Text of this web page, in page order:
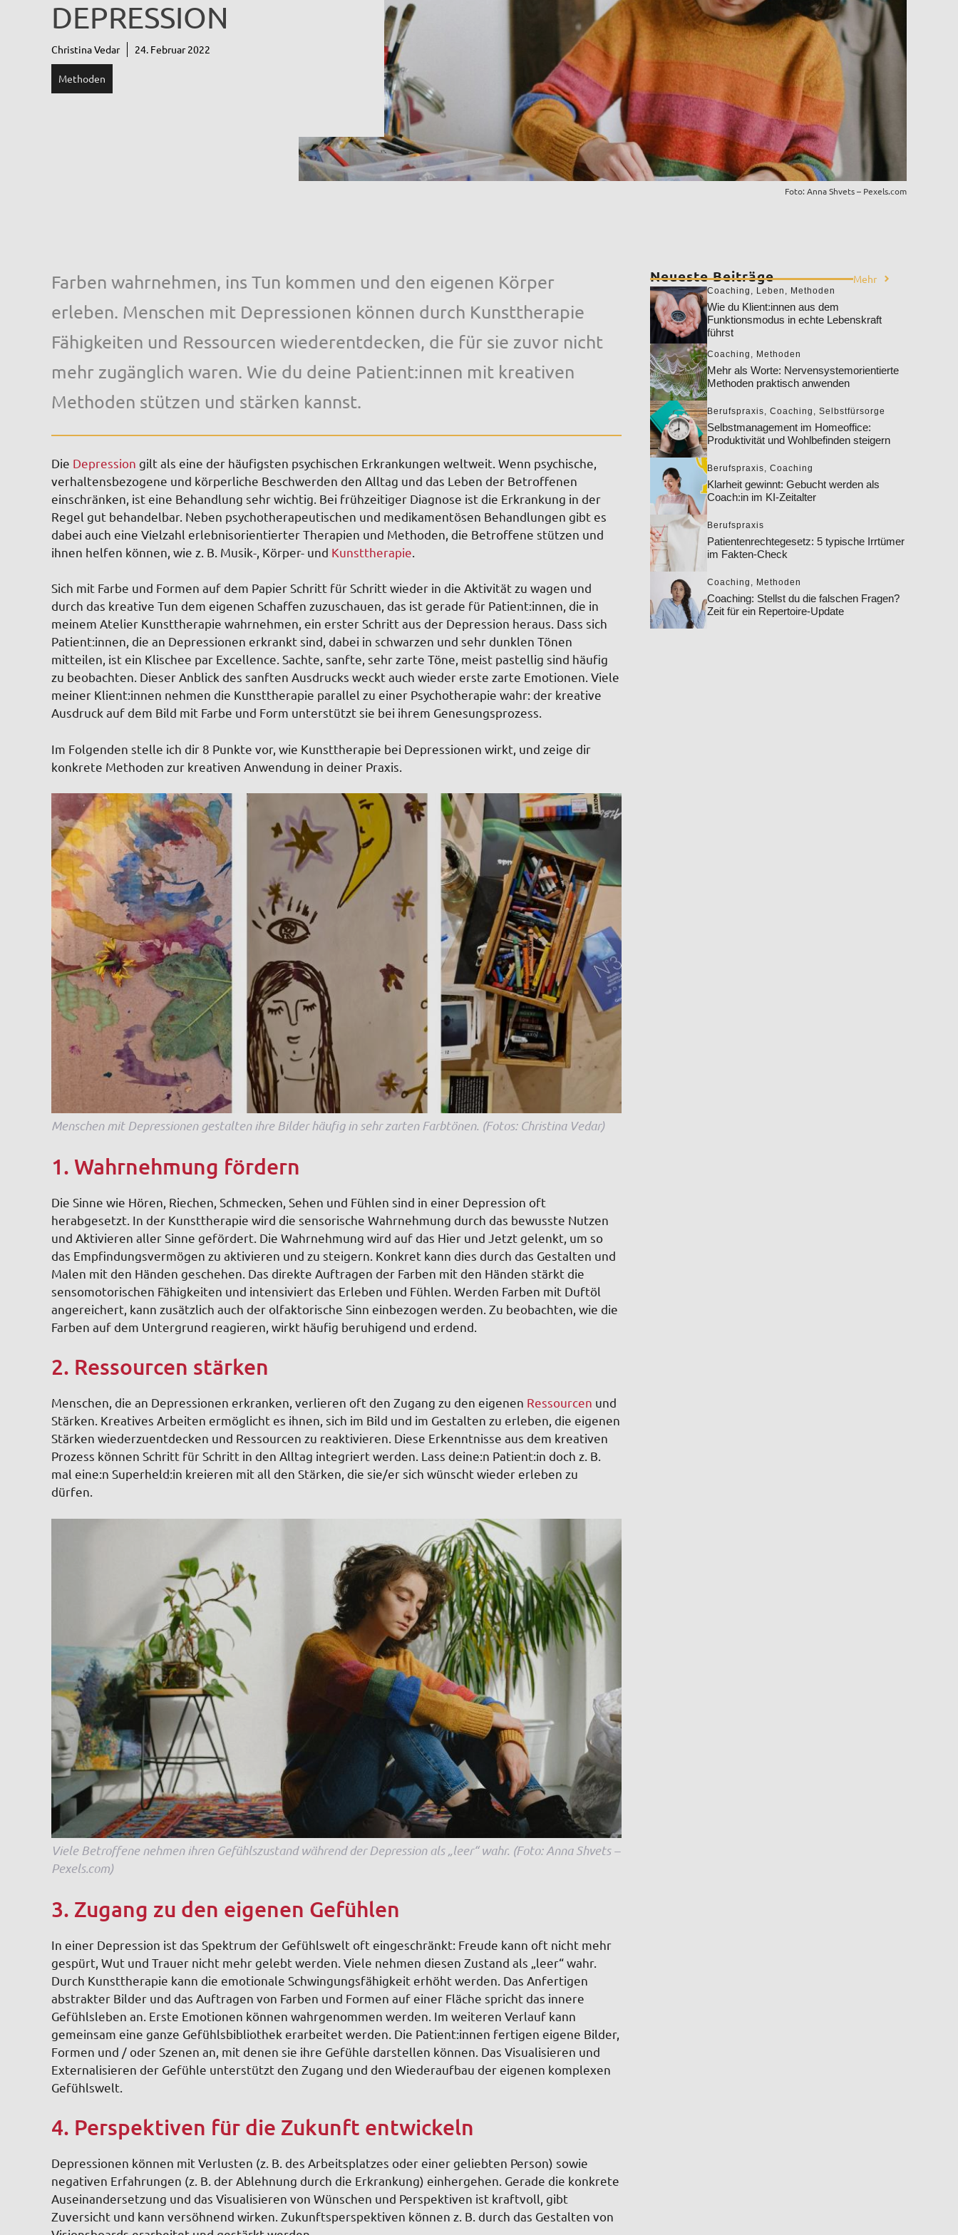
DEPRESSION
Christina Vedar 24. Februar 2022
Methoden
Foto: Anna Shvets – Pexels.com
Farben wahrnehmen, ins Tun kommen und den eigenen Körper
erleben. Menschen mit Depressionen können durch Kunsttherapie
Fähigkeiten und Ressourcen wiederentdecken, die für sie zuvor nicht
mehr zugänglich waren. Wie du deine Patient:innen mit kreativen
Methoden stützen und stärken kannst.
Die Depression gilt als eine der häufigsten psychischen Erkrankungen weltweit. Wenn psychische,
verhaltensbezogene und körperliche Beschwerden den Alltag und das Leben der Betroffenen
einschränken, ist eine Behandlung sehr wichtig. Bei frühzeitiger Diagnose ist die Erkrankung in der
Regel gut behandelbar. Neben psychotherapeutischen und medikamentösen Behandlungen gibt es
dabei auch eine Vielzahl erlebnisorientierter Therapien und Methoden, die Betroffene stützen und
ihnen helfen können, wie z. B. Musik-, Körper- und Kunsttherapie
Sich mit Farbe und Formen auf dem Papier Schritt für Schritt wieder in die Aktivität zu wagen und
durch das kreative Tun dem eigenen Schaffen zuzuschauen, das ist gerade für Patient:innen, die in
meinem Atelier Kunsttherapie wahrnehmen, ein erster Schritt aus der Depression heraus. Dass sich
Patient:innen, die an Depressionen erkrankt sind, dabei in schwarzen und sehr dunklen Tönen
mitteilen, ist ein Klischee par Excellence. Sachte, sanfte, sehr zarte Töne, meist pastellig sind häufig
zu beobachten. Dieser Anblick des sanften Ausdrucks weckt auch wieder erste zarte Emotionen. Viele
meiner Klient:innen nehmen die Kunsttherapie parallel zu einer Psychotherapie wahr: der kreative
Ausdruck auf dem Bild mit Farbe und Form unterstützt sie bei ihrem Genesungsprozess.
Im Folgenden stelle ich dir 8 Punkte vor, wie Kunsttherapie bei Depressionen wirkt, und zeige dir
konkrete Methoden zur kreativen Anwendung in deiner Praxis.
Menschen mit Depressionen gestalten ihre Bilder häufig in sehr zarten Farbtönen. (Fotos: Christina Vedar)
1. Wahrnehmung fördern
Die Sinne wie Hören, Riechen, Schmecken, Sehen und Fühlen sind in einer Depression oft
herabgesetzt. In der Kunsttherapie wird die sensorische Wahrnehmung durch das bewusste Nutzen
und Aktivieren aller Sinne gefördert. Die Wahrnehmung wird auf das Hier und Jetzt gelenkt, um so
das Empfindungsvermögen zu aktivieren und zu steigern. Konkret kann dies durch das Gestalten und
Malen mit den Händen geschehen. Das direkte Auftragen der Farben mit den Händen stärkt die
sensomotorischen Fähigkeiten und intensiviert das Erleben und Fühlen. Werden Farben mit Duftöl
angereichert, kann zusätzlich auch der olfaktorische Sinn einbezogen werden. Zu beobachten, wie die
Farben auf dem Untergrund reagieren, wirkt häufig beruhigend und erdend.
2. Ressourcen stärken
Menschen, die an Depressionen erkranken, verlieren oft den Zugang zu den eigenen Ressourcen und
Stärken. Kreatives Arbeiten ermöglicht es ihnen, sich im Bild und im Gestalten zu erleben, die eigenen
Stärken wiederzuentdecken und Ressourcen zu reaktivieren. Diese Erkenntnisse aus dem kreativen
Prozess können Schritt für Schritt in den Alltag integriert werden. Lass deine:n Patient:in doch z. B.
mal eine:n Superheld:in kreieren mit all den Stärken, die sie/er sich wünscht wieder erleben zu
dürfen.
Viele Betroffene nehmen ihren Gefühlszustand während der Depression als „leer“ wahr. (Foto: Anna Shvets –
Pexels.com)
3. Zugang zu den eigenen Gefühlen
In einer Depression ist das Spektrum der Gefühlswelt oft eingeschränkt: Freude kann oft nicht mehr
gespürt, Wut und Trauer nicht mehr gelebt werden. Viele nehmen diesen Zustand als „leer“ wahr.
Durch Kunsttherapie kann die emotionale Schwingungsfähigkeit erhöht werden. Das Anfertigen
abstrakter Bilder und das Auftragen von Farben und Formen auf einer Fläche spricht das innere
Gefühlsleben an. Erste Emotionen können wahrgenommen werden. Im weiteren Verlauf kann
gemeinsam eine ganze Gefühlsbibliothek erarbeitet werden. Die Patient:innen fertigen eigene Bilder,
Formen und / oder Szenen an, mit denen sie ihre Gefühle darstellen können. Das Visualisieren und
Externalisieren der Gefühle unterstützt den Zugang und den Wiederaufbau der eigenen komplexen
Gefühlswelt.
4. Perspektiven für die Zukunft entwickeln
Depressionen können mit Verlusten (z. B. des Arbeitsplatzes oder einer geliebten Person) sowie
negativen Erfahrungen (z. B. der Ablehnung durch die Erkrankung) einhergehen. Gerade die konkrete
Auseinandersetzung und das Visualisieren von Wünschen und Perspektiven ist kraftvoll, gibt
Zuversicht und kann versöhnend wirken. Zukunftsperspektiven können z. B. durch das Gestalten von
Neueste Beiträge Mehr
Coaching , Leben , Methoden
Wie du Klient:innen aus dem
Funktionsmodus in echte Lebenskraft
führst
Coaching , Methoden
Mehr als Worte: Nervensystemorientierte
Methoden praktisch anwenden
Berufspraxis, Coaching , Selbstfürsorge
Selbstmanagement im Homeoffice:
Produktivität und Wohlbefinden steigern
Berufspraxis, Coaching
Klarheit gewinnt: Gebucht werden als
Coach:in im KI-Zeitalter
Berufspraxis
Patientenrechtegesetz: 5 typische Irrtümer
im Fakten-Check
Coaching , Methoden
Coaching: Stellst du die falschen Fragen?
Zeit für ein Repertoire-Update